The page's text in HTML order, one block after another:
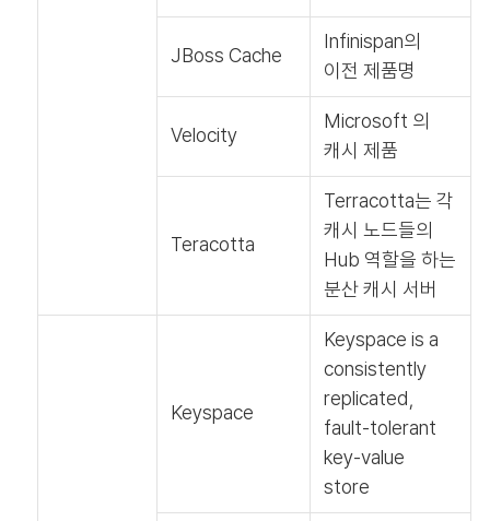
JBoss Cache
Infinispan의
이전 제품명
Velocity
Microsoft 의
캐시 제품
Teracotta
Terracotta는 각
캐시 노드들의
Hub 역할을 하는
분산 캐시 서버
Keyspace
Keyspace is a
consistently
replicated,
fault-tolerant
key-value
store